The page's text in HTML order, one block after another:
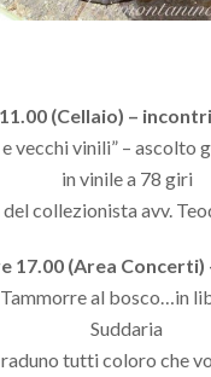
(Cellaio) –
vecchi vinili” – ascolto
in vinile a 78 giri
del collezionista avv.
17.00 (Area Concerti)
Tammorre al bosco…in
Suddaria
tutti coloro che